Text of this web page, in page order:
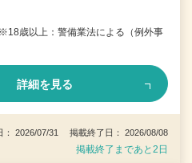
歳以上：警備業法による（例外事
詳細を見る
： 2026/07/31 掲載終了日： 2026/08/08
掲載終了まであと2日